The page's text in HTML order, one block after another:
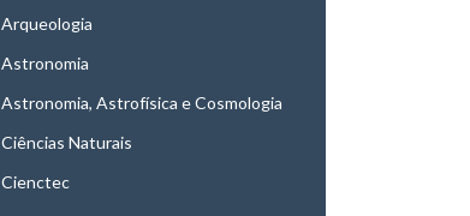
Arqueologia
Astronomia
Astronomia, Astrofísica e Cosmologia
Ciências Naturais
Cienctec